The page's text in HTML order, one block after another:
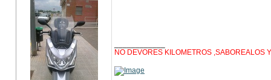
NO DEVORES KILOMETROS ,SABOREALOS